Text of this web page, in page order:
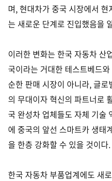
며, 현대차가 중국 시장에서
는 새로운 단계로 진입했음을
이러한 변화는 한국 자동차 산
국이라는 거대한 테스트베드
순한 판매 시장이 아니라, 글
의 무대이자 혁신의 파트너로
국 완성차 업체들도 자체 기술
에 중국의 앞선 스마트카 생태
을 한층 강화할 수 있을 것이다.
한국 자동차 부품업계에도 새